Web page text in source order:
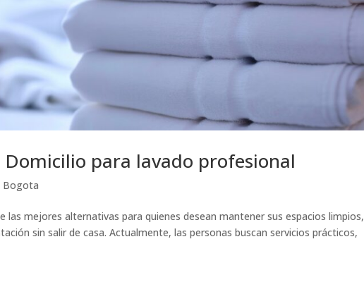
para lavado profesional
Bogota
las mejores alternativas para quienes desean mantener sus espacios limpios,
sin salir de casa. Actualmente, las personas buscan servicios prácticos,